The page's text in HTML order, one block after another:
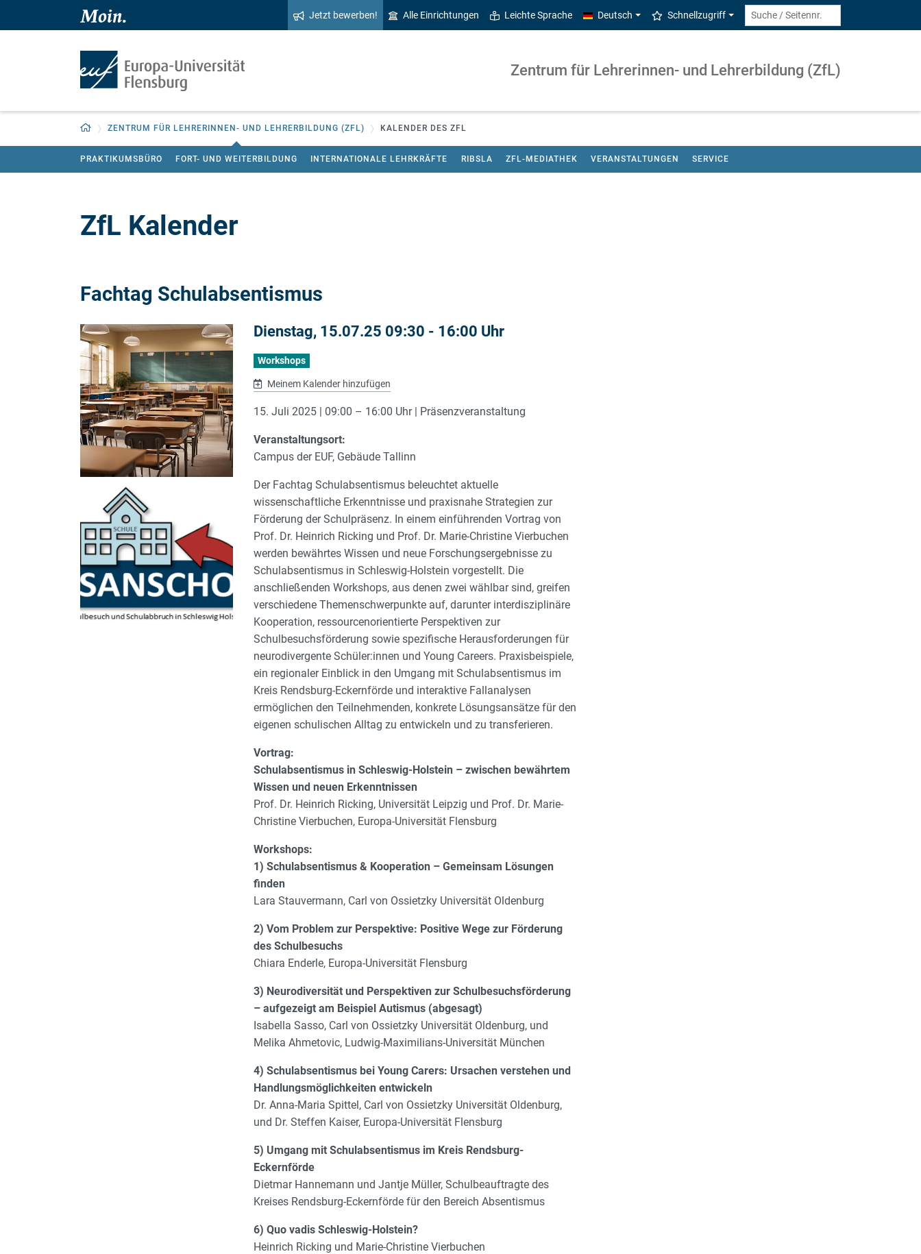
Zum Hauptinhalt springen
Zur Navigation springen
Jetzt bewerben! Alle Einrichtungen Leichte Sprache Deutsch Schnellzugriff
Zentrum für Lehrerinnen- und Lehrerbildung (ZfL)
Zurück zur Startseite
ZENTRUM FÜR LEHRERINNEN- UND LEHRERBILDUNG (ZFL) KALENDER DES ZFL
PRAKTIKUMSBÜRO FORT- UND WEITERBILDUNG INTERNATIONALE LEHRKRÄFTE RIBSLA ZFL-MEDIATHEK VERANSTALTUNGEN SERVICE
ZfL Kalender
Fachtag Schulabsentismus
Dienstag, 15.07.25 09:30 - 16:00 Uhr
Workshops
Meinem Kalender hinzufügen
15. Juli 2025 | 09:00 – 16:00 Uhr | Präsenzveranstaltung
Veranstaltungsort:
Campus der EUF, Gebäude Tallinn
Der Fachtag Schulabsentismus beleuchtet aktuelle
wissenschaftliche Erkenntnisse und praxisnahe Strategien zur
Förderung der Schulpräsenz. In einem einführenden Vortrag von
Prof. Dr. Heinrich Ricking und Prof. Dr. Marie-Christine Vierbuchen
werden bewährtes Wissen und neue Forschungsergebnisse zu
Schulabsentismus in Schleswig-Holstein vorgestellt. Die
anschließenden Workshops, aus denen zwei wählbar sind, greifen
verschiedene Themenschwerpunkte auf, darunter interdisziplinäre
Kooperation, ressourcenorientierte Perspektiven zur
Schulbesuchsförderung sowie spezifische Herausforderungen für
neurodivergente Schüler:innen und Young Careers. Praxisbeispiele,
ein regionaler Einblick in den Umgang mit Schulabsentismus im
Kreis Rendsburg-Eckernförde und interaktive Fallanalysen
ermöglichen den Teilnehmenden, konkrete Lösungsansätze für den
eigenen schulischen Alltag zu entwickeln und zu transferieren.
Vortrag:
Schulabsentismus in Schleswig-Holstein – zwischen bewährtem
Wissen und neuen Erkenntnissen
Prof. Dr. Heinrich Ricking, Universität Leipzig und Prof. Dr. Marie-
Christine Vierbuchen, Europa-Universität Flensburg
Workshops:
1) Schulabsentismus & Kooperation – Gemeinsam Lösungen
finden
Lara Stauvermann, Carl von Ossietzky Universität Oldenburg
2) Vom Problem zur Perspektive: Positive Wege zur Förderung
des Schulbesuchs
Chiara Enderle, Europa-Universität Flensburg
3) Neurodiversität und Perspektiven zur Schulbesuchsförderung
– aufgezeigt am Beispiel Autismus (abgesagt)
Isabella Sasso, Carl von Ossietzky Universität Oldenburg, und
Melika Ahmetovic, Ludwig-Maximilians-Universität München
4) Schulabsentismus bei Young Carers: Ursachen verstehen und
Handlungsmöglichkeiten entwickeln
Dr. Anna-Maria Spittel, Carl von Ossietzky Universität Oldenburg,
und Dr. Steffen Kaiser, Europa-Universität Flensburg
5) Umgang mit Schulabsentismus im Kreis Rendsburg-
Eckernförde
Dietmar Hannemann und Jantje Müller, Schulbeauftragte des
Kreises Rendsburg-Eckernförde für den Bereich Absentismus
6) Quo vadis Schleswig-Holstein?
Heinrich Ricking und Marie-Christine Vierbuchen